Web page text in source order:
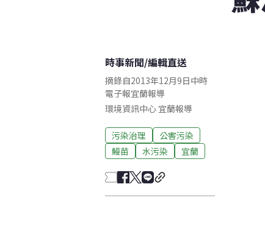
時事新聞/編輯直送
摘錄自2013年12月9日中時
電子報宜蘭報導
環境資訊中心 宜蘭報導
污染治理
公害污染
鰻苗
水污染 宜蘭